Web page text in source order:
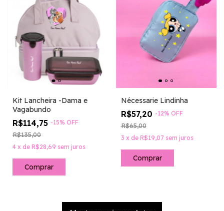
Kit Lancheira -Dama e
Vagabundo
R$114,75 -15% OFF
R$135,00
4 x de R$28,69 sem juros
Nécessarie Lindinha
R$57,20 -12% OFF
R$65,00
3 x de R$19,07 sem juros